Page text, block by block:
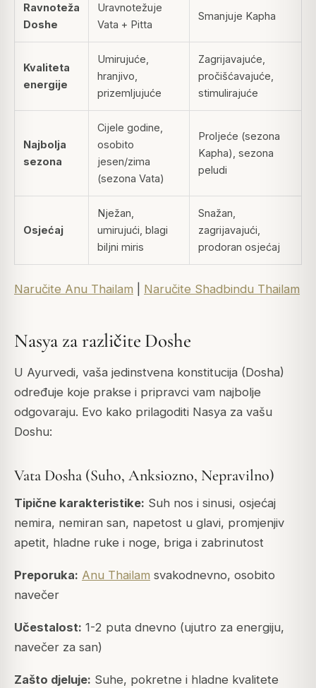
Ravnoteža
Doshe
Uravnotežuje
Vata + Pitta
Smanjuje Kapha
Kvaliteta
energije
Umirujuće,
hranjivo,
prizemljujuće
Zagrijavajuće,
pročišćavajuće,
stimulirajuće
Najbolja
sezona
Cijele godine,
osobito
jesen/zima
(sezona Vata)
Proljeće (sezona
Kapha), sezona
peludi
Osjećaj
Nježan,
umirujući, blagi
biljni miris
Snažan,
zagrijavajući,
prodoran osjećaj
Naručite Anu Thailam Naručite Shadbindu Thailam
Nasya za različite Doshe
U Ayurvedi, vaša jedinstvena konstitucija (Dosha)
određuje koje prakse i pripravci vam najbolje
odgovaraju. Evo kako prilagoditi Nasya za vašu
Doshu:
Vata Dosha (Suho, Anksiozno, Nepravilno)
Tipične karakteristike: Suh nos i sinusi, osjećaj
nemira, nemiran san, napetost u glavi, promjenjiv
apetit, hladne ruke i noge, briga i zabrinutost
Preporuka: Anu Thailam svakodnevno, osobito
navečer
Učestalost: 1-2 puta dnevno (ujutro za energiju,
navečer za san)
Zašto djeluje: Suhe, pokretne i hladne kvalitete